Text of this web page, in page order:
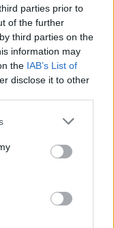
parties prior to
of the further
third parties on the
information may
the IAB’s List of
disclose it to other
or more Google
You may click to
party tags to
in below Google
tovább